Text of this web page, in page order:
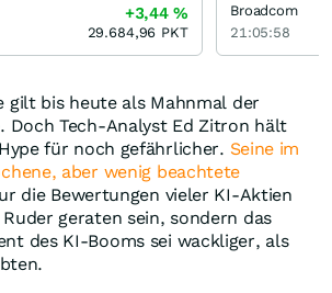
gilt bis heute als Mahnmal der
Doch Tech-Analyst Ed Zitron hält
für noch gefährlicher. Seine im
aber wenig beachtete
die Bewertungen vieler KI-Aktien
geraten sein, sondern das
des KI-Booms sei wackliger, als
+3,44%
29.684,96 PKT
Broadcom
21:05:58